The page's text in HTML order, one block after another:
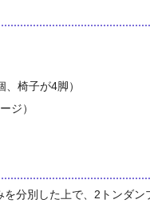
椅子が4脚）
ジ）
分別した上で、2トンダン